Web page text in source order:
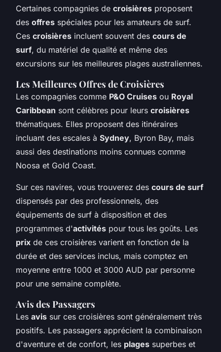
Certaines compagnies de croisières proposent
des offres spéciales pour les amateurs de surf.
Ces croisières incluent souvent des cours de
surf, du matériel de qualité et même des
excursions sur les meilleures plages australiennes.
Les Meilleures Offres de Croisières
Les compagnies comme P&O Cruises ou Royal
Caribbean sont célèbres pour leurs croisières
thématiques. Elles proposent des itinéraires
incluant des escales à Sydney, Byron Bay, mais
aussi des destinations moins connues comme
Noosa et Gold Coast.
Sur ces navires, vous trouverez des cours de surf
dispensés par des professionnels, des
équipements de surf à disposition et des
programmes d'activités pour tous les goûts. Les
prix de ces croisières varient en fonction de la
durée et des services inclus, mais comptez en
moyenne entre 1000 et 3000 AUD par personne
pour une semaine complète.
Avis des Passagers
Les avis sur ces croisières sont généralement très
positifs. Les passagers apprécient la combinaison
d'aventure et de confort, les plages superbes et